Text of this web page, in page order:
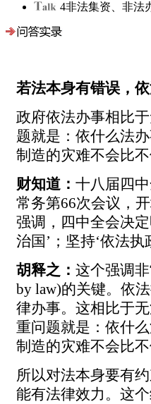
4非法集资、非法
若法本身有错误，
政府依法办事相比
题就是：依什么法
制造的灾难不会比
财知道： 十八届四
常务第66次会议，
强调，四中全会决
治国’；坚持‘依法
胡释之： 这个强调
by law)的关键。依
律办事。这相比于
重问题就是：依什
制造的灾难不会比
所以对法本身要有
能有法律效力。这